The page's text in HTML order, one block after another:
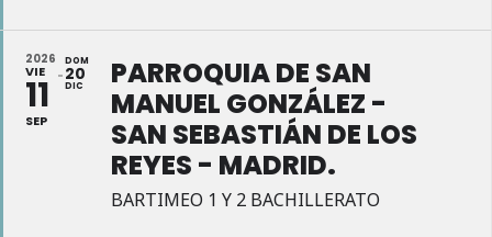
2026
VIE
11
SEP
DOM
20
DIC
PARROQUIA DE SAN
MANUEL GONZÁLEZ -
SAN SEBASTIÁN DE LOS
REYES - MADRID.
BARTIMEO 1 Y 2 BACHILLERATO